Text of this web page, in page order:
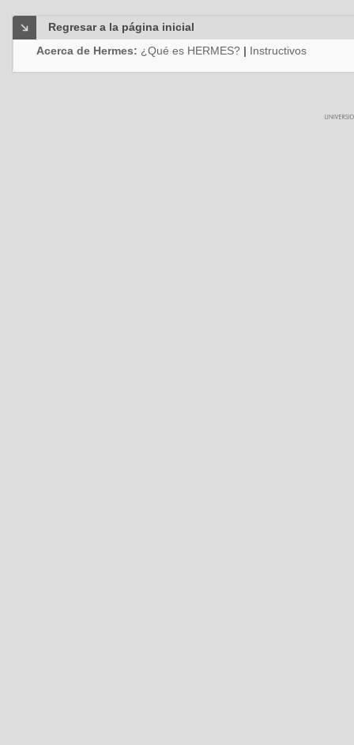
Regresar a la página inicial
Acerca de Hermes: ¿Qué es HERMES? | Instructivos